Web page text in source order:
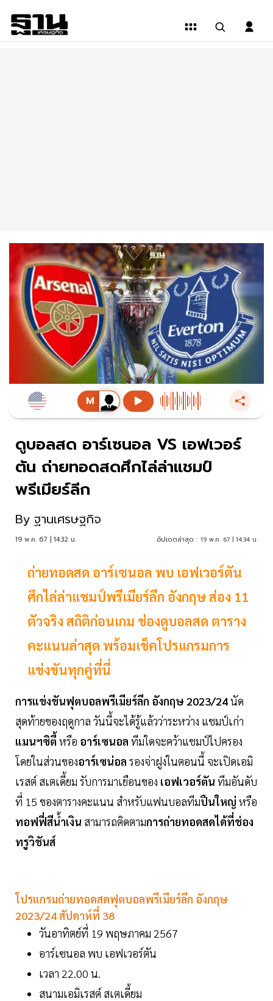
ดูบอลสด อาร์เซนอล VS เอฟเวอร์
ตัน ถ่ายทอดสดศึกไล่ล่าแชมป์
พรีเมียร์ลีก
By ฐานเศรษฐกิจ
19 พ.ค. 67 | 14:32 น. อัปเดตล่าสุด : 19 พ.ค. 67 | 14:34 น.
ถ่ายทอดสด อาร์เซนอล พบ เอฟเวอร์ตัน
ศึกไล่ล่าแชมป์พรีเมียร์ลีก อังกฤษ ส่อง 11
ตัวจริง สถิติก่อนเกม ช่องดูบอลสด ตาราง
คะแนนล่าสุด พร้อมเช็คโปรแกรมการ
แข่งขันทุกคู่ที่นี่
การแข่งขันฟุตบอลพรีเมียร์ลีก อังกฤษ 2023/24นัด
สุดท้ายของฤดูกาล วันนี้จะได้รู้แล้วว่าระหว่าง แชมป์เก่า
แมนฯซิตี้ หรือ อาร์เซนอล ทีมใดจะคว้าแชมป์ไปครอง
โดยในส่วนของอาร์เซน่อล รองจ่าฝูงในตอนนี้ จะเปิดเอมิ
เรสต์ สเตเดี้ยม รับการมาเยือนของ เอฟเวอร์ตัน ทีมอันดับ
ที่ 15 ของตารางคะแนน สำหรับแฟนบอลทีมปืนใหญ่ หรือ
ทอฟฟี่สีน้ำเงิน สามารถติดตามการถ่ายทอดสดได้ที่ช่อง
ทรูวิชันส์
โปรแกรมถ่ายทอดสดฟุตบอลพรีเมียร์ลีก อังกฤษ
2023/24 สัปดาห์ที่ 38
วันอาทิตย์ที่ 19 พฤษภาคม 2567
อาร์เซนอล พบ เอฟเวอร์ตัน
เวลา 22.00 น.
สนามเอมิเรสต์ สเตเดี้ยม